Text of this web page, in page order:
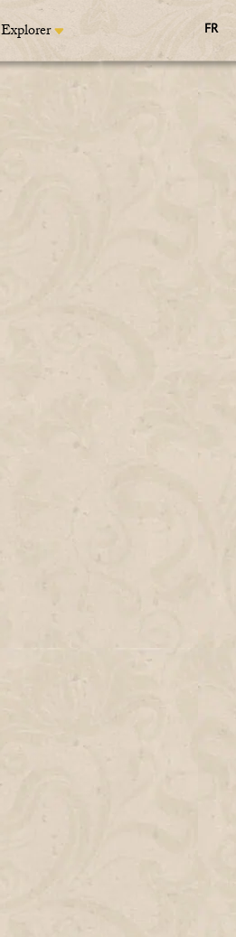
Explorer FR